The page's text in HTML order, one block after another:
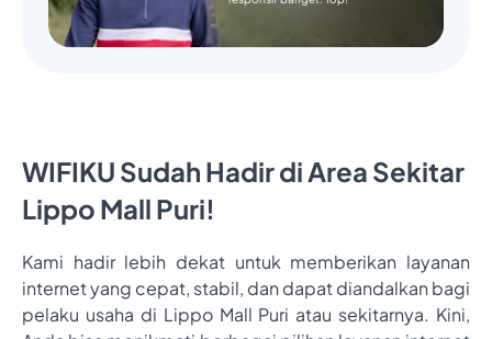
WIFIKU Sudah Hadir di Area Sekitar
Lippo Mall Puri!
Kami hadir lebih dekat untuk memberikan layanan
internet yang cepat, stabil, dan dapat diandalkan bagi
pelaku usaha di Lippo Mall Puri atau sekitarnya. Kini,